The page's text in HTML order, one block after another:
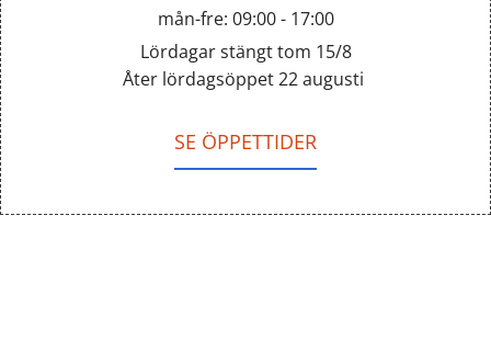
mån-fre: 09:00 - 17:00
Lördagar stängt tom 15/8
Åter lördagsöppet 22 augusti
SE ÖPPETTIDER